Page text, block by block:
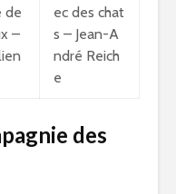
de
–
ec des chat
s – Jean-A
ndré Reich
e
des